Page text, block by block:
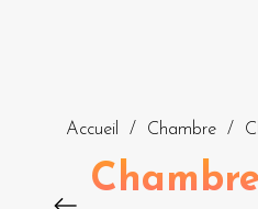
Accueil / Chambre /